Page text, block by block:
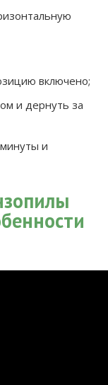
включено;
и дернуть за
и